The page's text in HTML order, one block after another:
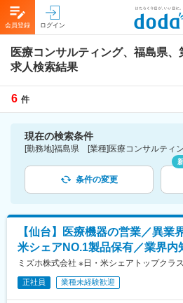
会員登録 ログイン
医療コンサルティング、福島県、
求人検索結果
6 件
現在の検索条件
条件の変更
【仙台】医療機器の営業／異業
米シェアNO.1製品保有／業界
ミズホ株式会社 ※日・米シェアトップクラ
正社員 業種未経験歓迎